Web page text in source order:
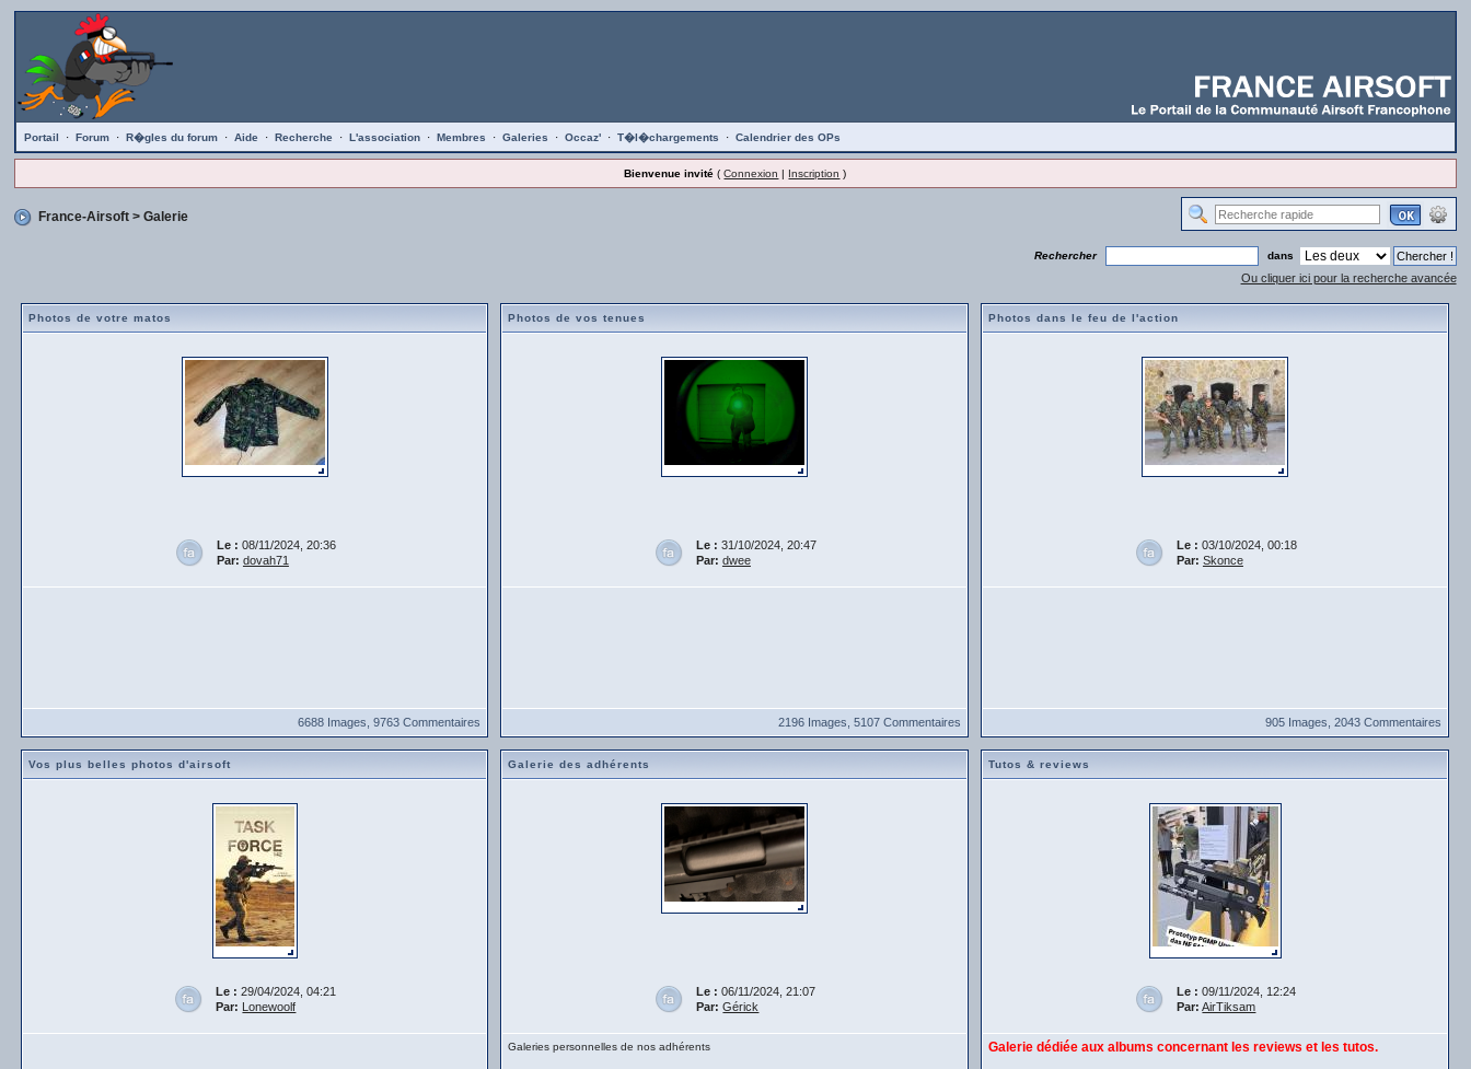
Portail · Forum · R�gles du forum · Aide · Recherche · L'association · Membres · Galeries · Occaz' · T�l�chargements · Calendrier des OPs
Bienvenue invité (Connexion | Inscription )
France-Airsoft > Galerie
Rechercher dans
Ou cliquer ici pour la recherche avancée
Photos de votre matos
Le : 08/11/2024, 20:36
Par: dovah71
6688 Images, 9763 Commentaires
Photos de vos tenues
Le : 31/10/2024, 20:47
Par: dwee
2196 Images, 5107 Commentaires
Photos dans le feu de l'action
Le : 03/10/2024, 00:18
Par: Skonce
905 Images, 2043 Commentaires
Vos plus belles photos d'airsoft
Le : 29/04/2024, 04:21
Par: Lonewoolf
Galerie des adhérents
Le : 06/11/2024, 21:07
Par: Gérick
Galeries personnelles de nos adhérents
Tutos & reviews
Le : 09/11/2024, 12:24
Par: AirTiksam
Galerie dédiée aux albums concernant les reviews et les tutos.